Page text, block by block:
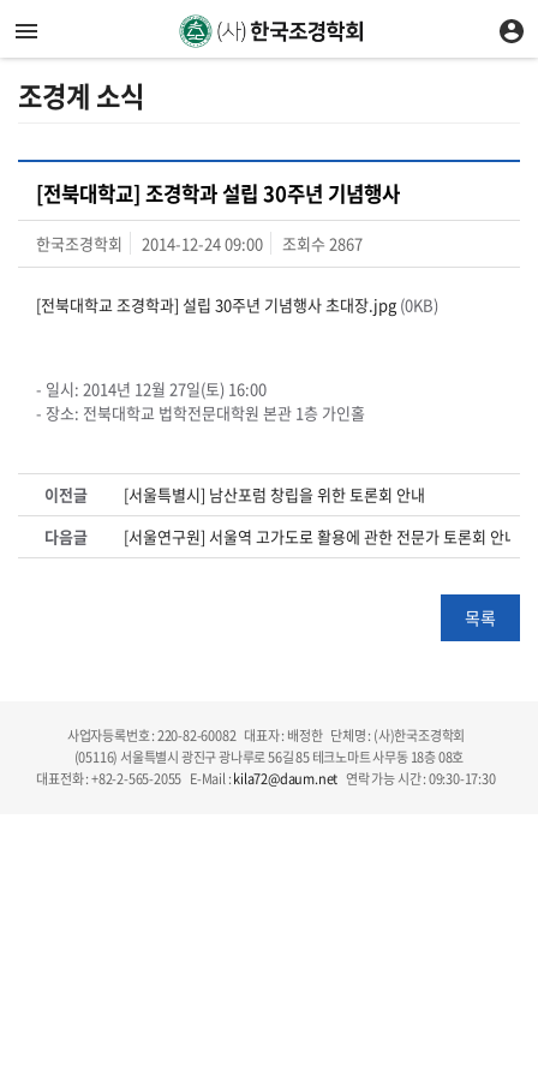
조경계 소식
[전북대학교] 조경학과 설립 30주년 기념행사
한국조경학회 2014-12-24 09:00 조회수 2867
[전북대학교 조경학과] 설립 30주년 기념행사 초대장.jpg (0KB)
- 일시: 2014년 12월 27일(토) 16:00
- 장소: 전북대학교 법학전문대학원 본관 1층 가인홀
이전글
[서울특별시] 남산포럼 창립을 위한 토론회 안내
다음글
[서울연구원] 서울역 고가도로 활용에 관한 전문가 토론회 안내
목록
사업자등록번호 : 220-82-60082 대표자 : 배정한 단체명 : (사)한국조경학회
(05116) 서울특별시 광진구 광나루로 56길 85 테크노마트 사무동 18층 08호
대표전화 : +82-2-565-2055 E-Mail :kila72@daum.net 연락 가능 시간 : 09:30-17:30